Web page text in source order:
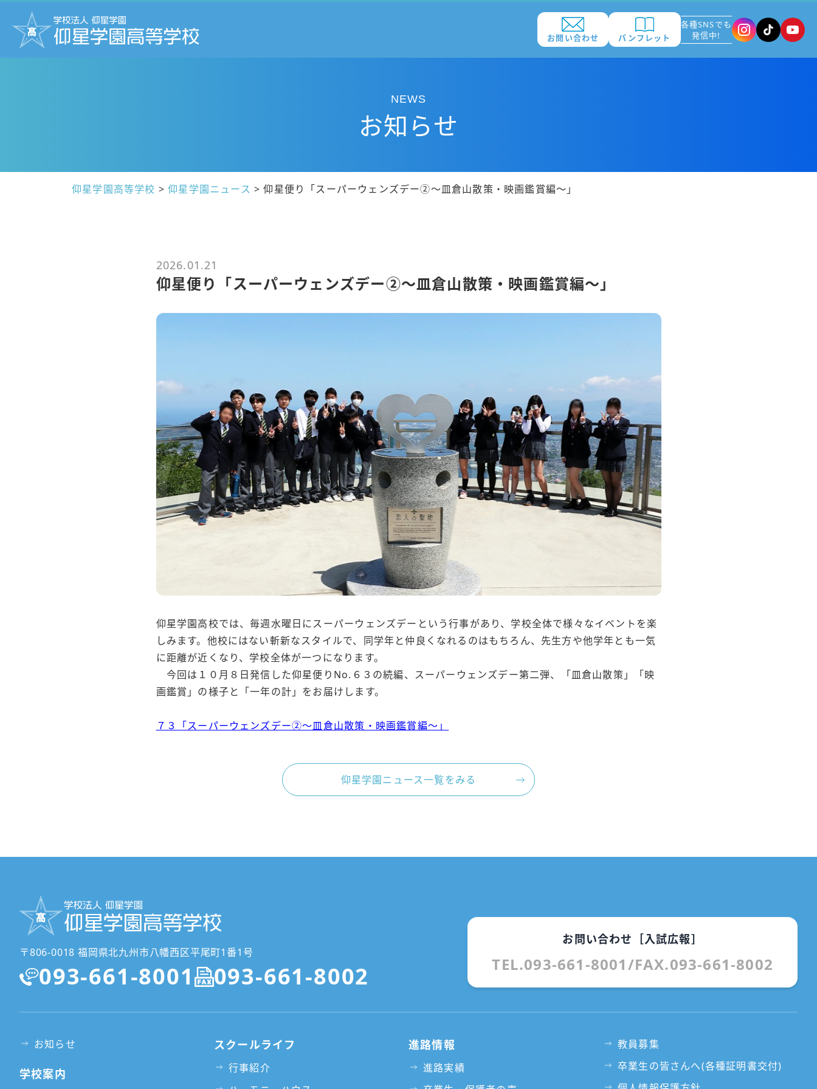
お問い合わせ パンフレット
各種SNSでも
発信中!
NEWS
お知らせ
仰星学園高等学校 >仰星学園ニュース >仰星便り「スーパーウェンズデー②～皿倉山散策・映画鑑賞編～」
2026.01.21
仰星便り「スーパーウェンズデー②～皿倉山散策・映画鑑賞編～」
仰星学園高校では、毎週水曜日にスーパーウェンズデーという行事があり、学校全体で様々なイベントを楽
しみます。他校にはない斬新なスタイルで、同学年と仲良くなれるのはもちろん、先生方や他学年とも一気
に距離が近くなり、学校全体が一つになります。
今回は１０月８日発信した仰星便りNo.６３の続編、スーパーウェンズデー第二弾、「皿倉山散策」「映
画鑑賞」の様子と「一年の計」をお届けします。
７３「スーパーウェンズデー②～皿倉山散策・映画鑑賞編～」
仰星学園ニュース一覧をみる
〒806-0018 福岡県北九州市八幡西区平尾町1番1号
093-661-8001 093-661-8002
お問い合わせ［入試広報］
TEL.093-661-8001/FAX.093-661-8002
お知らせ
学校案内
スクールライフ
行事紹介
進路情報
進路実績
教員募集
卒業生の皆さんへ(各種証明書交付)